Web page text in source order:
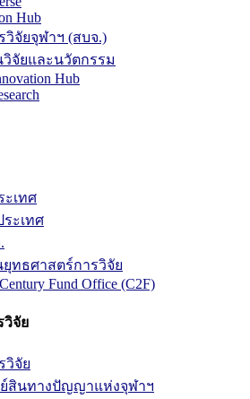
Hub
จัยจุฬาฯ (สบจ.)
จัยและนวัตกรรม
Hub
ะเทศ
ะเทศ
ทธศาสตร์การวิจัย
Fund Office (C2F)
วิจัย
วิจัย
สินทางปัญญาแห่งจุฬาฯ